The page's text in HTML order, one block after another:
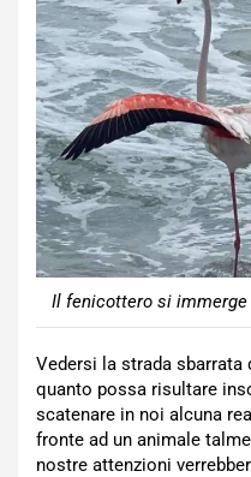
Il fenicottero si
Vedersi la strada
quanto possa risultare
scatenare in noi alcuna
fronte ad un animale
nostre attenzioni